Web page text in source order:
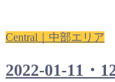
Central｜中部エリア
2022-01-11・